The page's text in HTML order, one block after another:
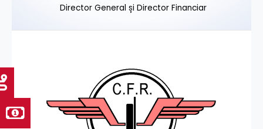
Director General și Director Financiar